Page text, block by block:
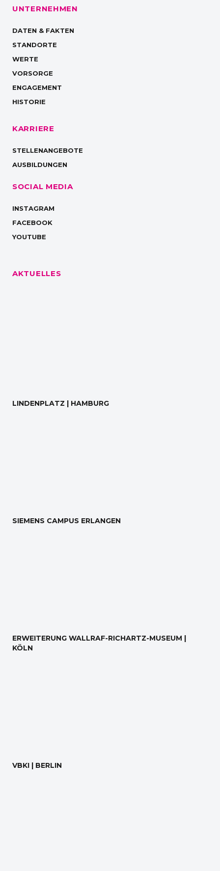
UNTERNEHMEN
DATEN & FAKTEN
STANDORTE
WERTE
VORSORGE
ENGAGEMENT
HISTORIE
KARRIERE
STELLENANGEBOTE
AUSBILDUNGEN
SOCIAL MEDIA
INSTAGRAM
FACEBOOK
YOUTUBE
AKTUELLES
LINDENPLATZ | HAMBURG
SIEMENS CAMPUS ERLANGEN
ERWEITERUNG WALLRAF-RICHARTZ-MUSEUM |
KÖLN
VBKI | BERLIN